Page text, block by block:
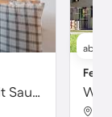
Familienorientiertes Apartment mit Sauna, Grill und Garten | Gartenblick | Ideal für Homeoffice
ab